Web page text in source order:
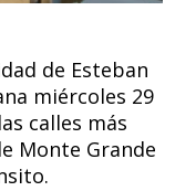
de Esteban
miércoles 29
calles más
Monte Grande